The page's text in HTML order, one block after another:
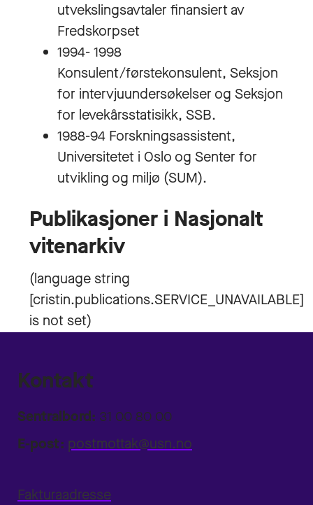
utvekslingsavtaler finansiert av
Fredskorpset
1994- 1998
Konsulent/førstekonsulent, Seksjon
for intervjuundersøkelser og Seksjon
for levekårsstatisikk, SSB.
1988-94 Forskningsassistent,
Universitetet i Oslo og Senter for
utvikling og miljø (SUM).
Publikasjoner i Nasjonalt
vitenarkiv
Kontakt
Sentralbord: 31 00 80 00
E-post: postmottak@usn.no
Fakturaadresse